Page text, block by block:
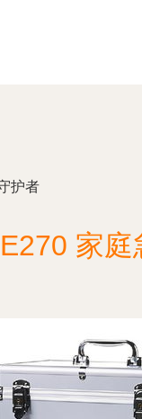
护者
家